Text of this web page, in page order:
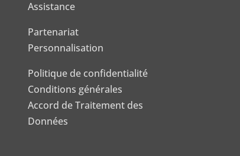
Assistance
Partenariat
Personnalisation
Politique de confidentialité
Conditions générales
Accord de Traitement des
Données